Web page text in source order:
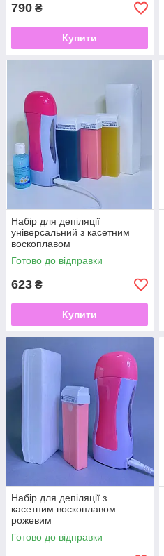
790 ₴
Купити
Набір для депіляції
універсальний з касетним
воскоплавом
Готово до відправки
623 ₴
Купити
Набір для депіляції з
касетним воскоплавом
рожевим
Готово до відправки